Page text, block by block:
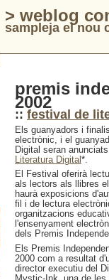
> weblog
sampleja el nou
premis
2002
:: festival de
Els guanyadors i
electrònic, i el
Digital seran
Literatura Digital*.
El Festival oferirà
als lectors als llibres
haurà exposicions
fil i de lectura
organitzacions
l'ensenyament
dels Premis
Els Premis
2000 com a resultat
director executiu del
Mystic-Ink, una de